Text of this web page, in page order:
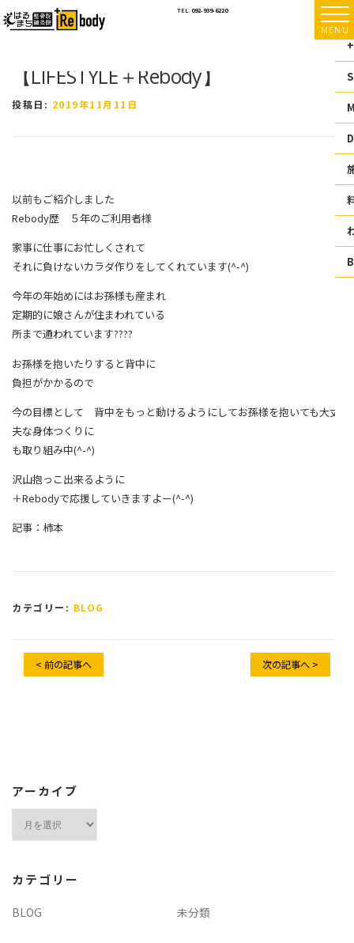
ン
TEL. 092-939-6220
MENU
【LIFESTYLE＋Rebody】
投稿日: 2019年11月11日
以前もご紹介しました
Rebody歴 ５年のご利用者様
家事に仕事にお忙しくされて
それに負けないカラダ作りをしてくれています(^-^)
今年の年始めにはお孫様も産まれ
定期的に娘さんが住まわれている
所まで通われています????
お孫様を抱いたりすると背中に
負担がかかるので
今の目標として 背中をもっと動けるようにしてお孫様を抱いても大丈
夫な身体つくりに
も取り組み中(^-^)
沢山抱っこ出来るように
＋Rebodyで応援していきますよー(^-^)
記事：柿本
カテゴリー: BLOG
< 前の記事へ 次の記事へ >
アーカイブ
ブ
カテゴリー
BLOG 未分類